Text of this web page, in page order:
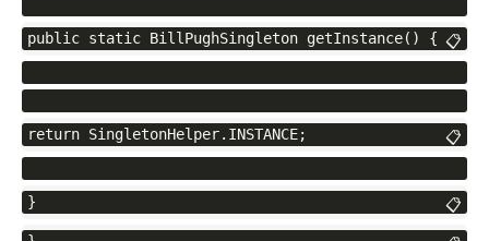
public static BillPughSingleton getInstance() { 📋
return SingletonHelper.INSTANCE; 📋
} 📋